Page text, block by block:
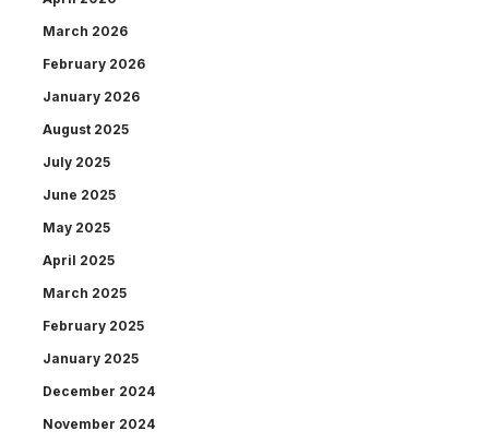
March 2026
February 2026
January 2026
August 2025
July 2025
June 2025
May 2025
April 2025
March 2025
February 2025
January 2025
December 2024
November 2024